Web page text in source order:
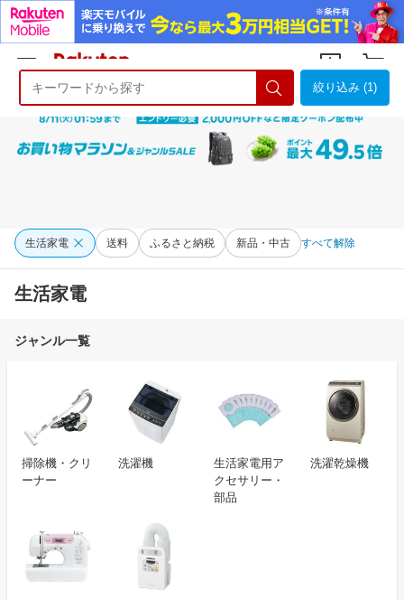
ようこそ 楽天市場へ ログイン
絞り込み (1)
生活家電 送料 ふるさと納税 新品・中古 すべて解除
生活家電
ジャンル一覧
掃除機・クリ
ーナー
洗濯機
生活家電用ア
クセサリー・
部品
洗濯乾燥機